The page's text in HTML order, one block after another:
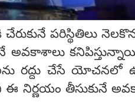
పరిస్థితిలు
అవకాశాలు
రద్దు చేసే యోచనలో
ఈ నిర్ణయం తీసుకునే